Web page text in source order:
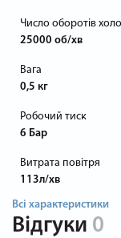
Число оборотів
25000 об/хв
Вага
0,5 кг
Робочий тиск
6 Бар
Витрата повітря
113л/хв
Всі характеристики
Відгуки 0